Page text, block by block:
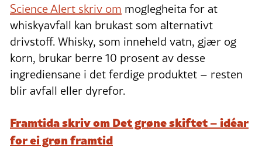
Science Alert skriv om moglegheita for at
whiskyavfall kan brukast som alternativt
drivstoff. Whisky, som inneheld vatn, gjær og
korn, brukar berre 10 prosent av desse
ingrediensane i det ferdige produktet – resten
blir avfall eller dyrefor.
Framtida skriv om Det grøne skiftet – idéar
for ei grøn framtid